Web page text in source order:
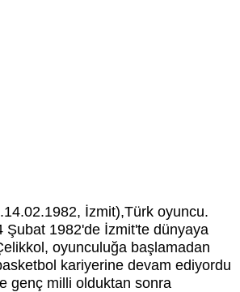
İzmit),Türk oyuncu.
Şubat 1982'de İzmit'te dünyaya
oyunculuğa başlamadan
kariyerine devam ediyordu
genç milli olduktan sonra